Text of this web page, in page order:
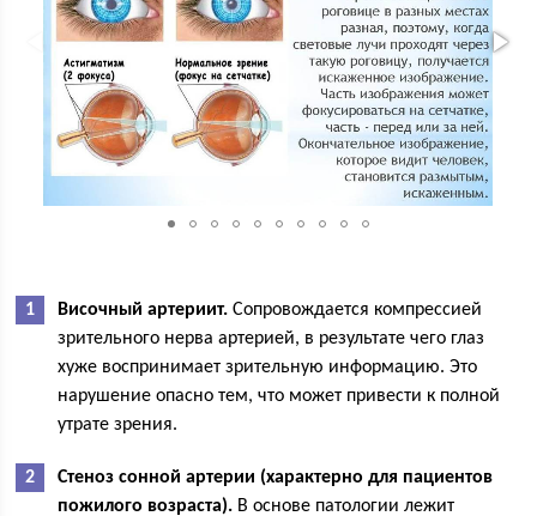
Височный артериит. Сопровождается компрессией
зрительного нерва артерией, в результате чего глаз
хуже воспринимает зрительную информацию. Это
нарушение опасно тем, что может привести к полной
утрате зрения.
Стеноз сонной артерии (характерно для пациентов
пожилого возраста). В основе патологии лежит